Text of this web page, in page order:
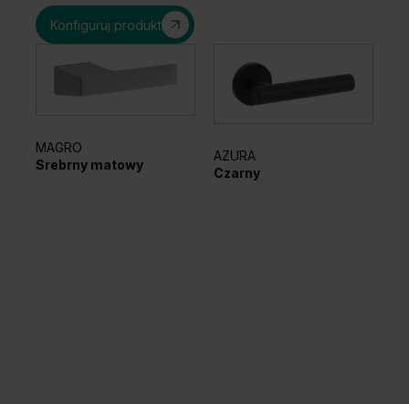
Konfiguruj produkt
MAGRO
Srebrny matowy
AZURA
Czarny